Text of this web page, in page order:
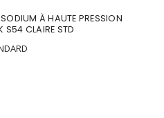
À HAUTE PRESSION
S54 CLAIRE STD